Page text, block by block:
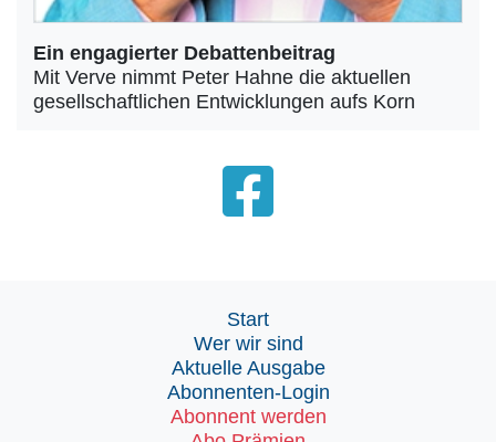
Ein engagierter Debattenbeitrag
Mit Verve nimmt Peter Hahne die aktuellen
gesellschaftlichen Entwicklungen aufs Korn
Start
Wer wir sind
Aktuelle Ausgabe
Abonnenten-Login
Abonnent werden